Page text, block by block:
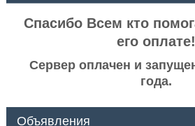
Спасибо Всем кто
его оплате!
Сервер оплачен и
года.
Объявления